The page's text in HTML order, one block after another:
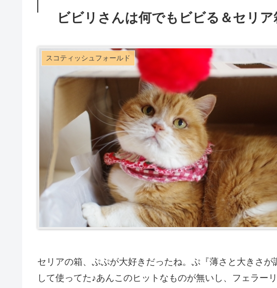
ビビリさんは何でもビビる＆セリア
スコティッシュフォールド
セリアの箱、ぷぷが大好きだったね。ぷ『薄さと大きさ
して使ってた♪あんこのヒットなものが無いし、フェラー